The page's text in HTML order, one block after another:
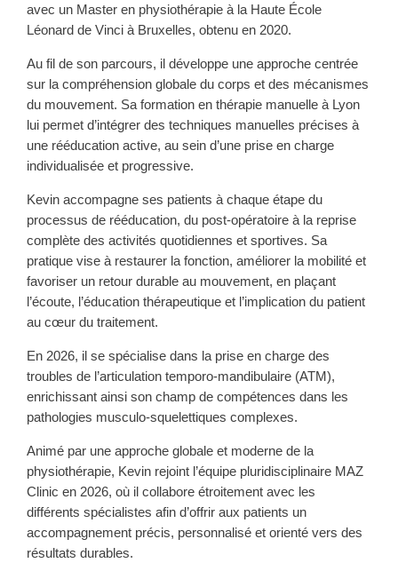
avec un Master en physiothérapie à la Haute École
Léonard de Vinci à Bruxelles, obtenu en 2020.
Au fil de son parcours, il développe une approche centrée
sur la compréhension globale du corps et des mécanismes
du mouvement. Sa formation en thérapie manuelle à Lyon
lui permet d’intégrer des techniques manuelles précises à
une rééducation active, au sein d’une prise en charge
individualisée et progressive.
Kevin accompagne ses patients à chaque étape du
processus de rééducation, du post-opératoire à la reprise
complète des activités quotidiennes et sportives. Sa
pratique vise à restaurer la fonction, améliorer la mobilité et
favoriser un retour durable au mouvement, en plaçant
l’écoute, l’éducation thérapeutique et l’implication du patient
au cœur du traitement.
En 2026, il se spécialise dans la prise en charge des
troubles de l’articulation temporo-mandibulaire (ATM),
enrichissant ainsi son champ de compétences dans les
pathologies musculo-squelettiques complexes.
Animé par une approche globale et moderne de la
physiothérapie, Kevin rejoint l’équipe pluridisciplinaire MAZ
Clinic en 2026, où il collabore étroitement avec les
différents spécialistes afin d’offrir aux patients un
accompagnement précis, personnalisé et orienté vers des
résultats durables.